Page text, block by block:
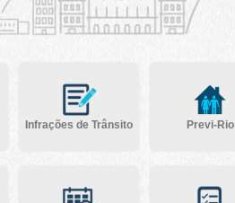
Infrações de Trânsito Previ-Rio